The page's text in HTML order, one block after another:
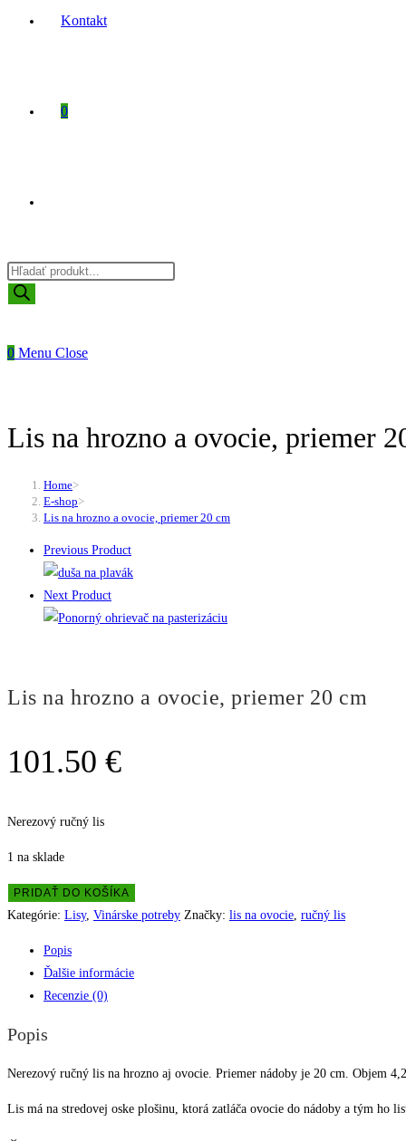
Kontakt
0
Products
search
0 Menu Close
Lis na hrozno a ovocie, priemer
Home>
E-shop>
Lis na hrozno a ovocie, priemer 20 cm
Previous Product
Next Product
Lis na hrozno a ovocie, priemer 20 cm
101.50 €
Nerezový ručný lis
1 na sklade
množstvo
Lis
priemer
cm
PRIDAŤ DO KOŠÍKA
Kategórie: Lisy, Vinárske potreby Značky: lis na ovocie ručný lis
Popis
Ďalšie informácie
Recenzie (0)
Popis
Nerezový ručný lis na hrozno aj ovocie. Priemer nádoby je 20 cm. Objem
Lis má na stredovej oske plošinu, ktorá zatláča ovocie do nádoby a tým ho